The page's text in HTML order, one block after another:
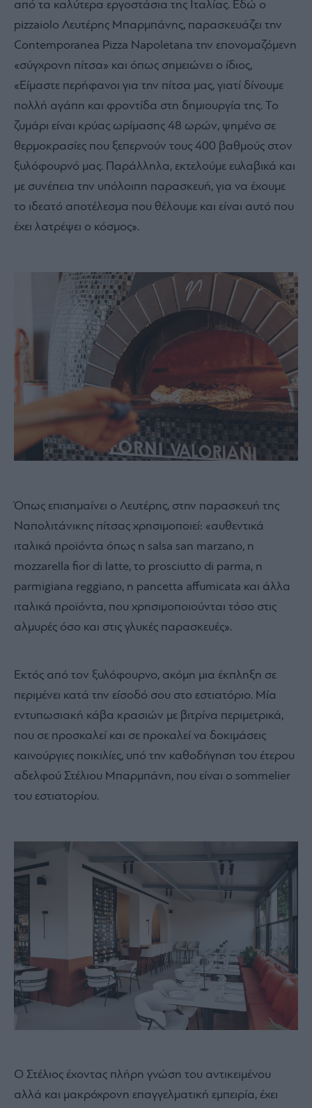
από τα καλύτερα εργοστάσια της Ιταλίας. Εδώ ο
pizzaiolo Λευτέρης Μπαρμπάνης, παρασκευάζει την
Contemporanea Pizza Napoletana την επονομαζόμενη
«σύγχρονη πίτσα» και όπως σημειώνει ο ίδιος,
«Είμαστε περήφανοι για την πίτσα μας, γιατί δίνουμε
πολλή αγάπη και φροντίδα στη δημιουργία της. Το
ζυμάρι είναι κρύας ωρίμασης 48 ωρών, ψημένο σε
θερμοκρασίες που ξεπερνούν τους 400 βαθμούς στον
ξυλόφουρνό μας. Παράλληλα, εκτελούμε ευλαβικά και
με συνέπεια την υπόλοιπη παρασκευή, για να έχουμε
το ιδεατό αποτέλεσμα που θέλουμε και είναι αυτό που
έχει λατρέψει ο κόσμος».
Όπως επισημαίνει ο Λευτέρης, στην παρασκευή της
Ναπολιτάνικης πίτσας χρησιμοποιεί: «αυθεντικά
ιταλικά προϊόντα όπως η salsa san marzano, η
mozzarella fior di latte, το prosciutto di parma, η
parmigiana reggiano, η pancetta affumicata και άλλα
ιταλικά προϊόντα, που χρησιμοποιούνται τόσο στις
αλμυρές όσο και στις γλυκές παρασκευές».
Εκτός από τον ξυλόφουρνο, ακόμη μια έκπληξη σε
περιμένει κατά την είσοδό σου στο εστιατόριο. Μία
εντυπωσιακή κάβα κρασιών με βιτρίνα περιμετρικά,
που σε προσκαλεί και σε προκαλεί να δοκιμάσεις
καινούργιες ποικιλίες, υπό την καθοδήγηση του έτερου
αδελφού Στέλιου Μπαρμπάνη, που είναι ο sommelier
του εστιατορίου.
Ο Στέλιος έχοντας πλήρη γνώση του αντικειμένου
αλλά και μακρόχρονη επαγγελματική εμπειρία, έχει